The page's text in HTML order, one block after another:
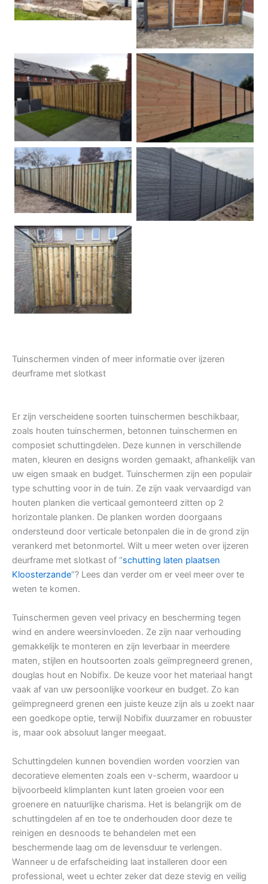
Dubbele poort
Betonpalen schutting Douglas
Hout beton schuttingen Rots motief antraciet
Tuindeur grenen
Tuinschermen vinden of meer informatie over ijzeren
deurframe met slotkast
Er zijn verscheidene soorten tuinschermen beschikbaar,
zoals houten tuinschermen, betonnen tuinschermen en
composiet schuttingdelen. Deze kunnen in verschillende
maten, kleuren en designs worden gemaakt, afhankelijk van
uw eigen smaak en budget. Tuinschermen zijn een populair
type schutting voor in de tuin. Ze zijn vaak vervaardigd van
houten planken die verticaal gemonteerd zitten op 2
horizontale planken. De planken worden doorgaans
ondersteund door verticale betonpalen die in de grond zijn
verankerd met betonmortel. Wilt u meer weten over ijzeren
deurframe met slotkast of “schutting laten plaatsen
Kloosterzande“? Lees dan verder om er veel meer over te
weten te komen.
Tuinschermen geven veel privacy en bescherming tegen
wind en andere weersinvloeden. Ze zijn naar verhouding
gemakkelijk te monteren en zijn leverbaar in meerdere
maten, stijlen en houtsoorten zoals geïmpregneerd grenen,
douglas hout en Nobifix. De keuze voor het materiaal hangt
vaak af van uw persoonlijke voorkeur en budget. Zo kan
geïmpregneerd grenen een juiste keuze zijn als u zoekt naar
een goedkope optie, terwijl Nobifix duurzamer en robuuster
is, maar ook absoluut langer meegaat.
Schuttingdelen kunnen bovendien worden voorzien van
decoratieve elementen zoals een v-scherm, waardoor u
bijvoorbeeld klimplanten kunt laten groeien voor een
groenere en natuurlijke charisma. Het is belangrijk om de
schuttingdelen af en toe te onderhouden door deze te
reinigen en desnoods te behandelen met een
beschermende laag om de levensduur te verlengen.
Wanneer u de erfafscheiding laat installeren door een
professional, weet u echter zeker dat deze stevig en veilig